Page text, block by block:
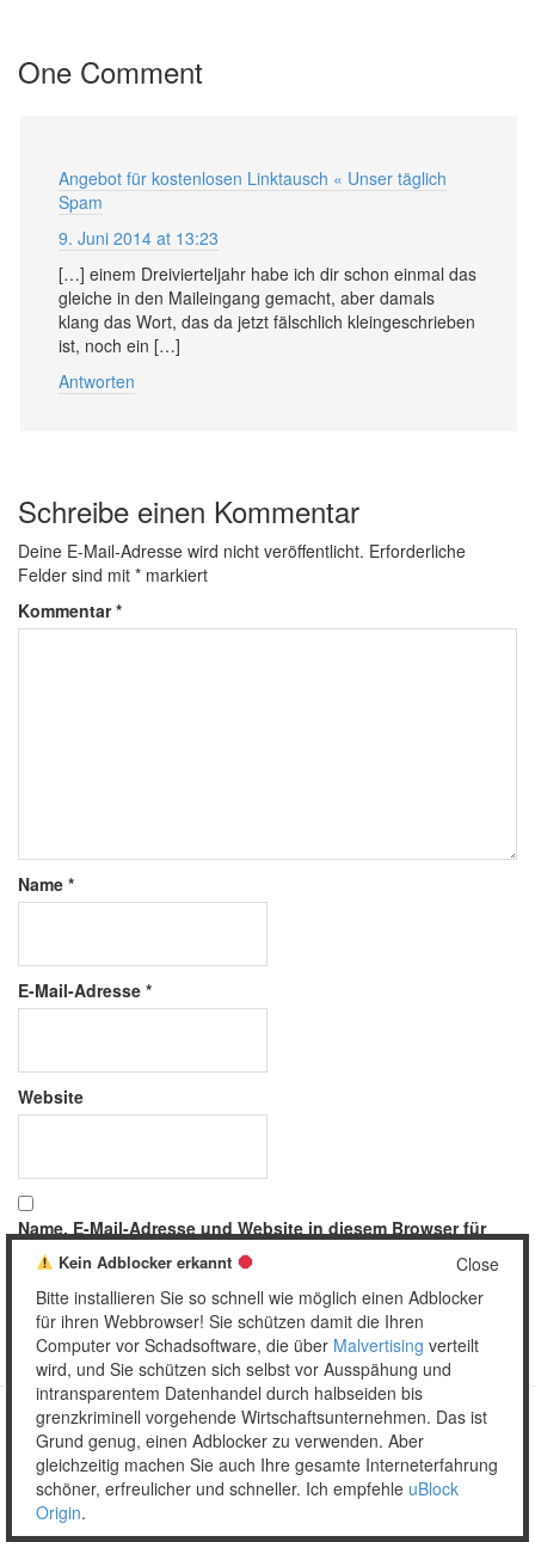
One Comment
Angebot für kostenlosen Linktausch « Unser täglich
Spam
9. Juni 2014 at 13:23
[…] einem Dreivierteljahr habe ich dir schon einmal das
gleiche in den Maileingang gemacht, aber damals
klang das Wort, das da jetzt fälschlich klein­ge­schrieben
ist, noch ein […]
Antworten
Schreibe einen Kommentar
Deine E-Mail-Adresse wird nicht veröffentlicht. Erforderliche
Felder sind mit * markiert
Kommentar*
Name *
E-Mail-Adresse *
Website
Name, E-Mail-Adresse und Website in diesem Browser für
meinen nächsten Kommentar speichern.
Copyright © 2026 Unser täglich Spam.
MobileWordPress Theme by themehall.com
Close
Kein Adblocker erkannt
Bitte installieren Sie so schnell wie möglich einen Adblocker
für ihren Webbrowser! Sie schützen damit die Ihren
Computer vor Schadsoftware, die über Malvertising verteilt
wird, und Sie schützen sich selbst vor Ausspähung und
intransparentem Datenhandel durch halbseiden bis
grenzkriminell vorgehende Wirtschaftsunternehmen. Das ist
Grund genug, einen Adblocker zu verwenden. Aber
gleichzeitig machen Sie auch Ihre gesamte Interneterfahrung
schöner, erfreulicher und schneller. Ich empfehle uBlock
Origin.